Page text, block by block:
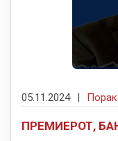
05.11.2024 |
ПРЕМИЕРОТ,